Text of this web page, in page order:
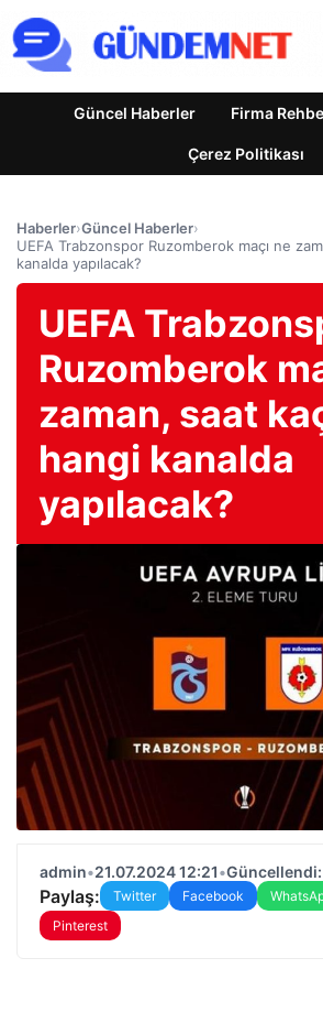
Güncel Haberler Firma
Çerez Politikası
Haberler›Güncel Haberler›
UEFA Trabzonspor Ruzomberok maçı ne
kanalda yapılacak?
UEFA
Ruzomberok
zaman, saat
hangi kanalda
yapılacak?
admin•21.07.2024 12:21•Güncellendi:
Paylaş: Twitter Facebook
Pinterest